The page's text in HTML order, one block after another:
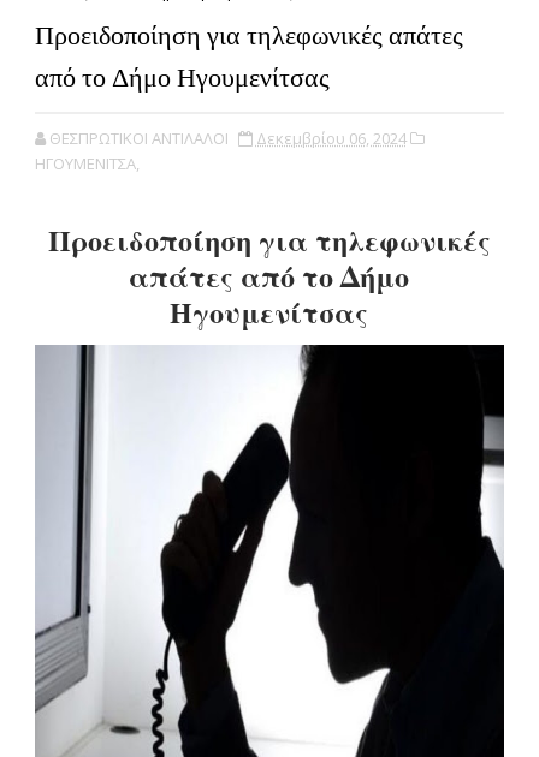
Προειδοποίηση για τηλεφωνικές απάτες
από το Δήμο Ηγουμενίτσας
ΘΕΣΠΡΩΤΙΚΟΙ ΑΝΤΙΛΑΛΟΙ
Δεκεμβρίου 06, 2024
ΗΓΟΥΜΕΝΙΤΣΑ,
Προειδοποίηση για τηλεφωνικές
απάτες από το Δήμο
Ηγουμενίτσας